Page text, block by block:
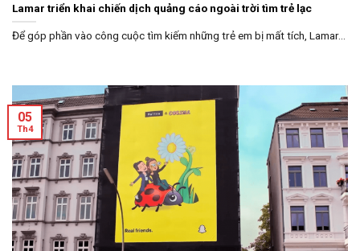
Lamar triển khai chiến dịch quảng cáo ngoài trời tìm trẻ lạc
Để góp phần vào công cuộc tìm kiếm những trẻ em bị mất tích, Lamar...
05
Th4